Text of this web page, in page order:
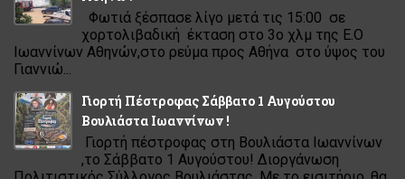
Φωτιά ξέσπασε λίγο μετά τις 15:00 σε
χορτολιβαδική έκταση στο 3ο χλμ της Ε.Ο
Ιωαννίνων Αθηνών,στο ρεύμα προς Αθήνα στο ύψος του
Γιαννιώ...
Γιορτή Πέστροφας Σάββατο 1 Αυγούστου
Βουλιάστα Ιωαννίνων !
Γιορτή πέστροφας στη Βουλιάστα Ιωαννίνων
,το Σάββατο 1 Αυγούστου! Διοργάνωση